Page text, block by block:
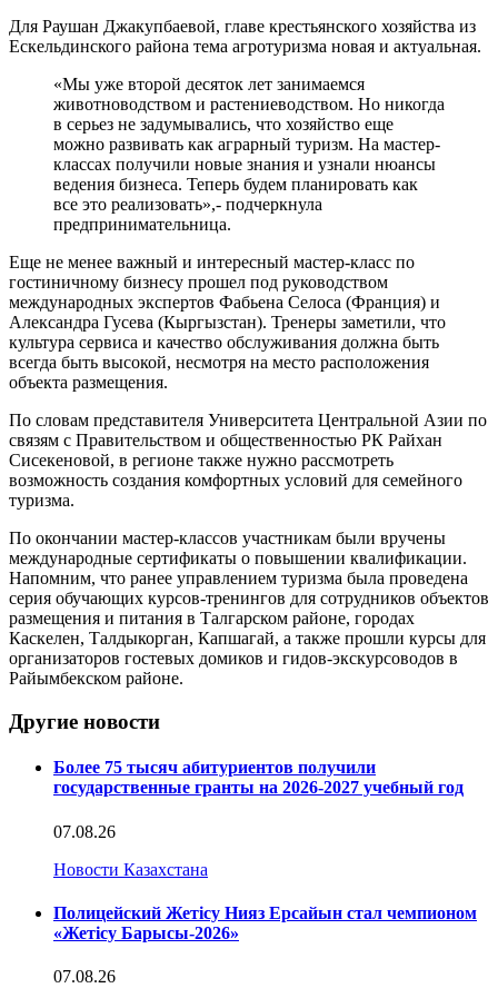
Для Раушан Джакупбаевой, главе крестьянского хозяйства из
Ескельдинского района тема агротуризма новая и актуальная.
«Мы уже второй десяток лет занимаемся
животноводством и растениеводством. Но никогда
в серьез не задумывались, что хозяйство еще
можно развивать как аграрный туризм. На мастер-
классах получили новые знания и узнали нюансы
ведения бизнеса. Теперь будем планировать как
все это реализовать»,- подчеркнула
предпринимательница.
Еще не менее важный и интересный мастер-класс по
гостиничному бизнесу прошел под руководством
международных экспертов Фабьена Селоса (Франция) и
Александра Гусева (Кыргызстан). Тренеры заметили, что
культура сервиса и качество обслуживания должна быть
всегда быть высокой, несмотря на место расположения
объекта размещения.
По словам представителя Университета Центральной Азии по
связям с Правительством и общественностью РК Райхан
Сисекеновой, в регионе также нужно рассмотреть
возможность создания комфортных условий для семейного
туризма.
По окончании мастер-классов участникам были вручены
международные сертификаты о повышении квалификации.
Напомним, что ранее управлением туризма была проведена
серия обучающих курсов-тренингов для сотрудников объектов
размещения и питания в Талгарском районе, городах
Каскелен, Талдыкорган, Капшагай, а также прошли курсы для
организаторов гостевых домиков и гидов-экскурсоводов в
Райымбекском районе.
Другие новости
Более 75 тысяч абитуриентов получили
государственные гранты на 2026-2027 учебный год
07.08.26
Новости Казахстана
Полицейский Жетісу Нияз Ерсайын стал чемпионом
«Жетісу Барысы-2026»
07.08.26